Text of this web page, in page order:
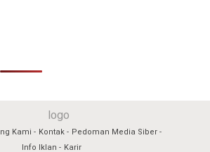
Kami Kontak
Pedoman Media Siber
Info Iklan
Karir